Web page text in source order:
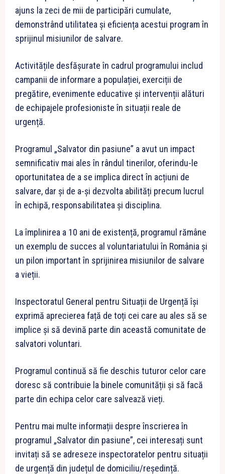
ajuns la zeci de mii de participări cumulate,
demonstrând utilitatea și eficiența acestui program în
sprijinul misiunilor de salvare.
Activitățile desfășurate în cadrul programului includ
campanii de informare a populației, exerciții de
pregătire, evenimente educative și intervenții alături
de echipajele profesioniste în situații reale de
urgență.
Programul „Salvator din pasiune” a avut un impact
semnificativ mai ales în rândul tinerilor, oferindu-le
oportunitatea de a se implica direct în acțiuni de
salvare, dar și de a-și dezvolta abilități precum lucrul
în echipă, responsabilitatea și disciplina.
La împlinirea a 10 ani de existență, programul rămâne
un exemplu de succes al voluntariatului în România și
un pilon important în sprijinirea misiunilor de salvare
a vieții.
Inspectoratul General pentru Situații de Urgență își
exprimă aprecierea față de toți cei care au ales să se
implice și să devină parte din această comunitate de
salvatori voluntari.
Programul continuă să fie deschis tuturor celor care
doresc să contribuie la binele comunității și să facă
parte din echipa celor care salvează vieți.
Pentru mai multe informații despre înscrierea în
programul „Salvator din pasiune”, cei interesați sunt
invitați să se adreseze inspectoratelor pentru situații
de urgență din județul de domiciliu/reședință.